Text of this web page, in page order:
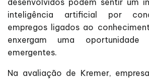
desenvolvidos podem sentir um
inteligência artificial por
empregos ligados ao
enxergam uma oportunidade
emergentes.
Na avaliação de Kremer,